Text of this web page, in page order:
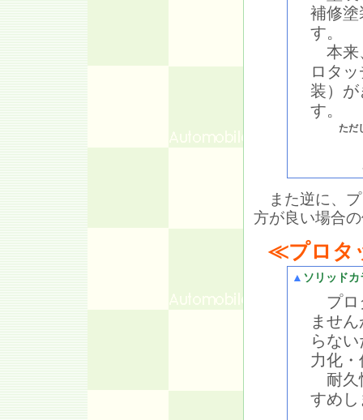
補修塗
す。
本来
ロタ
装）
す。
ただ
また逆に、プ
方が良い場合
≪プロタ
▲ ソリッド
プロ
ませ
らな
力化
耐久
すめし